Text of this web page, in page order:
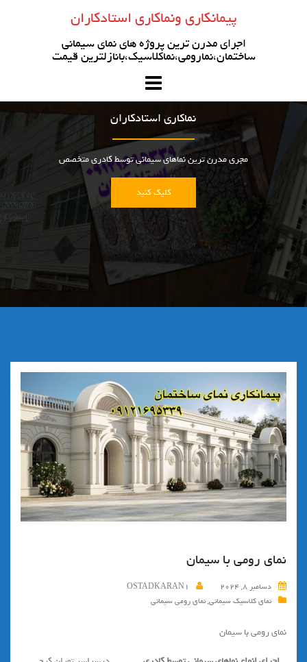
پیمانکاری ونماکاری استادکاران
اجرای مدرن ترین پروژه های نمای سیمانی
ساختمان،نمارومی،نماکلاسیک،بانازلترین قیمت
نماکاری استادکاران
مجری مدرن ترین نماهای سیمانی توسط کادری متخصص
کلیک کنید
نمای رومی با سیمان
دسامبر 8, 2024
OSTADKARAN1
نمای کلاسیک سیمانی,نمای رومی سیمانی
نمای رومی با سیمان